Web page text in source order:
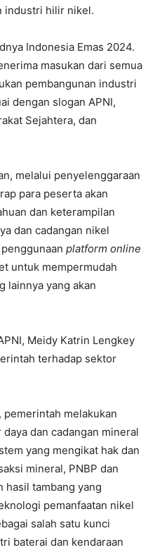
industri hilir nikel.
Indonesia Emas 2024.
masukan dari semua
pembangunan industri
dengan slogan APNI,
Sejahtera, dan
melalui penyelenggaraan
para peserta akan
dan keterampilan
dan cadangan nikel
platform online
untuk mempermudah
lainnya yang akan
Meidy Katrin Lengkey
terhadap sektor
melakukan
dan cadangan mineral
yang mengikat hak dan
mineral, PNBP dan
hasil tambang yang
pemanfaatan nikel
salah satu kunci
baterai dan kendaraan